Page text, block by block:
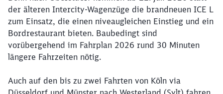
der älteren Intercity-Wagenzüge die brandneuen ICE L
zum Einsatz, die einen niveaugleichen Einstieg und ein
Bordrestaurant bieten. Baubedingt sind
vorübergehend im Fahrplan 2026 rund 30 Minuten
längere Fahrzeiten nötig.
Auch auf den bis zu zwei Fahrten von Köln via